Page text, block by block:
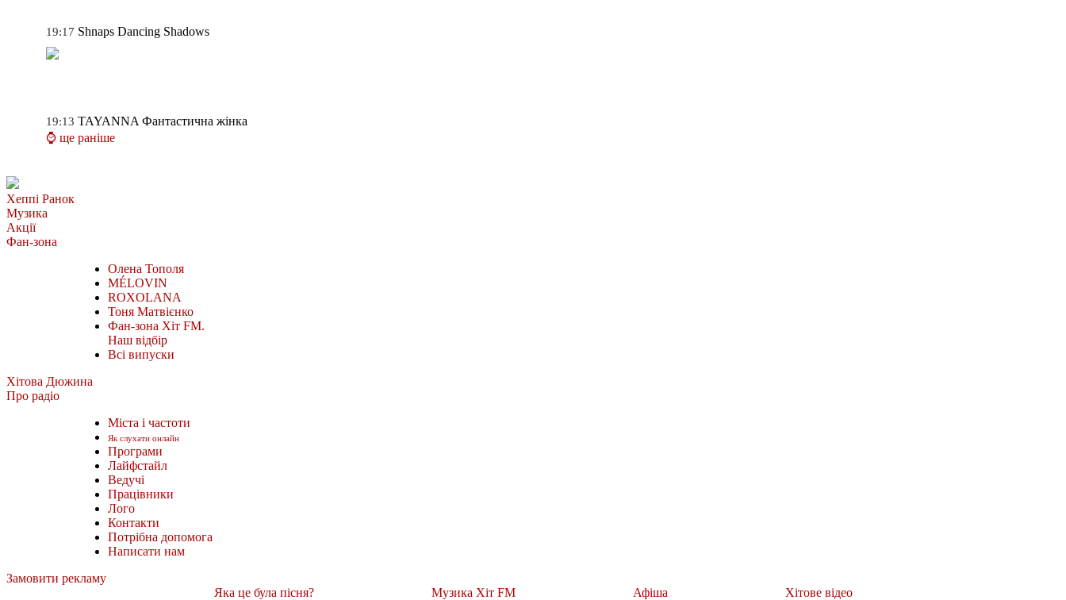
19:17 Shnaps Dancing Shadows
19:13 TAYANNA Фантастична жінка
⌚ ще раніше
Хеппі Ранок
Музика
Акції
Фан-зона
Олена Тополя
MÉLOVIN
ROXOLANA
Тоня Матвієнко
Фан-зона Хіт FM.
Наш відбір
Всі випуски
Хітова Дюжина
Про радіо
Міста і частоти
Як слухати онлайн
Програми
Лайфстайл
Ведучі
Працівники
Лого
Контакти
Потрібна допомога
Написати нам
Замовити рекламу
Яка це була пісня?
Музика Хіт FM Афіша Хітове відео